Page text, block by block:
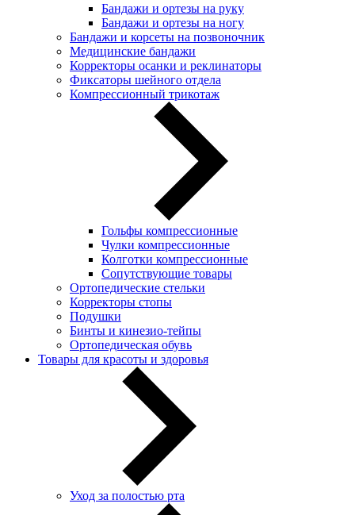
Бандажи и ортезы на руку
Бандажи и ортезы на ногу
Бандажи и корсеты на позвоночник
Медицинские бандажи
Корректоры осанки и реклинаторы
Фиксаторы шейного отдела
Компрессионный трикотаж
Гольфы компрессионные
Чулки компрессионные
Колготки компрессионные
Сопутствующие товары
Ортопедические стельки
Корректоры стопы
Подушки
Бинты и кинезио-тейпы
Ортопедическая обувь
Товары для красоты и здоровья
Уход за полостью рта